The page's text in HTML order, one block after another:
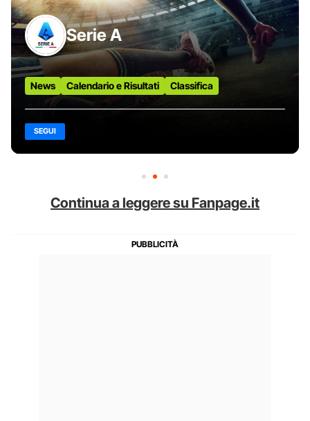
Serie A
News Calendario e Risultati Classifica
SEGUI
Continua a leggere su Fanpage.it